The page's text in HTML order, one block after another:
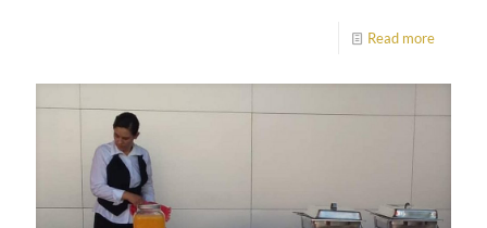
Read more